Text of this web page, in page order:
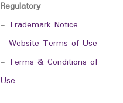
Regulatory
- Trademark Notice
- Website Terms of Use
- Terms & Conditions of
Use